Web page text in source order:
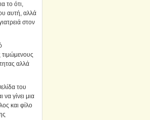
το ότι,
αυτή, αλλά
στον
αλλά
του
γίνει μια
και φίλο